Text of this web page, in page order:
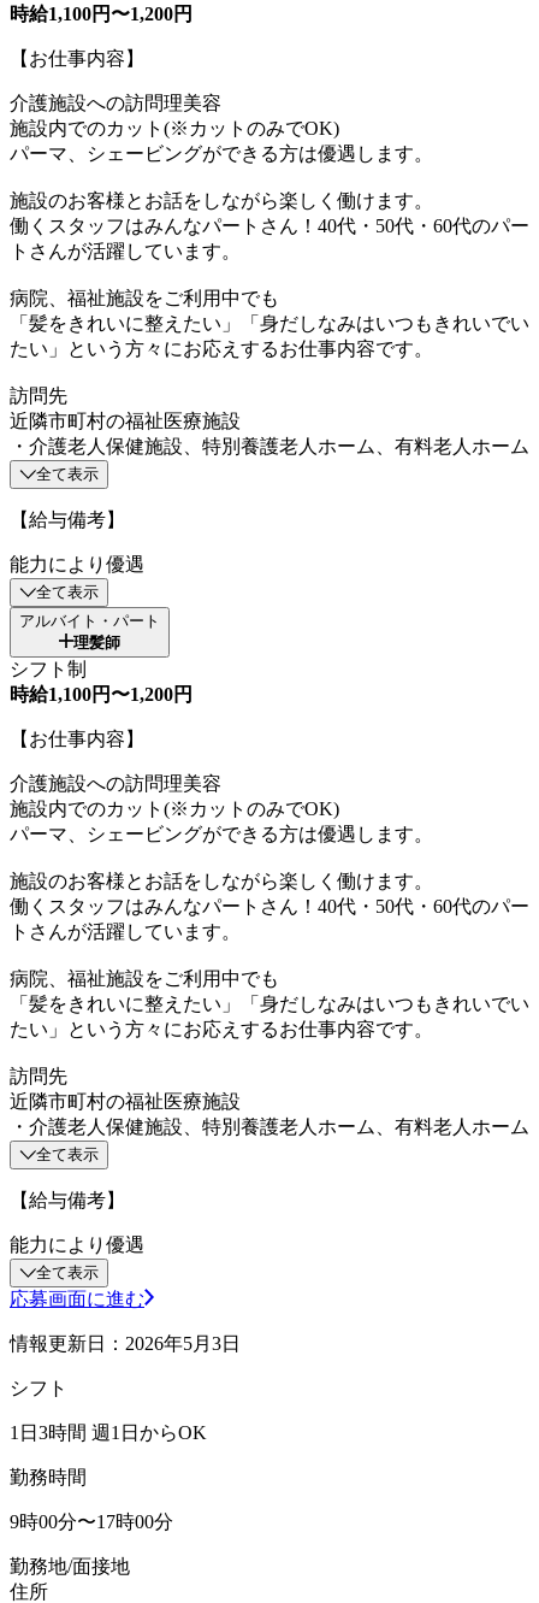
時給1,100円〜1,200円
【お仕事内容】
介護施設への訪問理美容
施設内でのカット(※カットのみでOK)
パーマ、シェービングができる方は優遇します。
施設のお客様とお話をしながら楽しく働けます。
働くスタッフはみんなパートさん！40代・50代・60代のパー
トさんが活躍しています。
病院、福祉施設をご利用中でも
「髪をきれいに整えたい」「身だしなみはいつもきれいでい
たい」という方々にお応えするお仕事内容です。
訪問先
近隣市町村の福祉医療施設
・介護老人保健施設、特別養護老人ホーム、有料老人ホーム
全て表示
【給与備考】
能力により優遇
全て表示
アルバイト・パート
理髪師
シフト制
時給1,100円〜1,200円
【お仕事内容】
介護施設への訪問理美容
施設内でのカット(※カットのみでOK)
パーマ、シェービングができる方は優遇します。
施設のお客様とお話をしながら楽しく働けます。
働くスタッフはみんなパートさん！40代・50代・60代のパー
トさんが活躍しています。
病院、福祉施設をご利用中でも
「髪をきれいに整えたい」「身だしなみはいつもきれいでい
たい」という方々にお応えするお仕事内容です。
訪問先
近隣市町村の福祉医療施設
・介護老人保健施設、特別養護老人ホーム、有料老人ホーム
全て表示
【給与備考】
能力により優遇
全て表示
応募画面に進む
情報更新日：2026年5月3日
シフト
1日3時間 週1日からOK
勤務時間
9時00分〜17時00分
勤務地/面接地
住所